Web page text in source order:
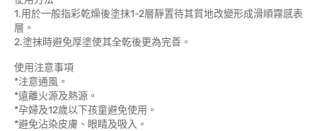
1.用於一般指彩乾燥後塗抹1-2層靜置待其質地改變形成滑順霧感表
層。
2.塗抹時避免厚塗使其全乾後更為完善。
使用注意事項
*注意通風。
*遠離火源及熱源。
*孕婦及12歲以下孩童避免使用。
*避免沾染皮膚、眼睛及吸入。